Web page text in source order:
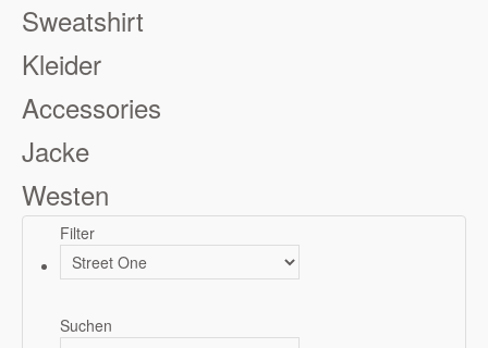
Sweatshirt
Kleider
Accessories
Jacke
Westen
Filter
Suchen